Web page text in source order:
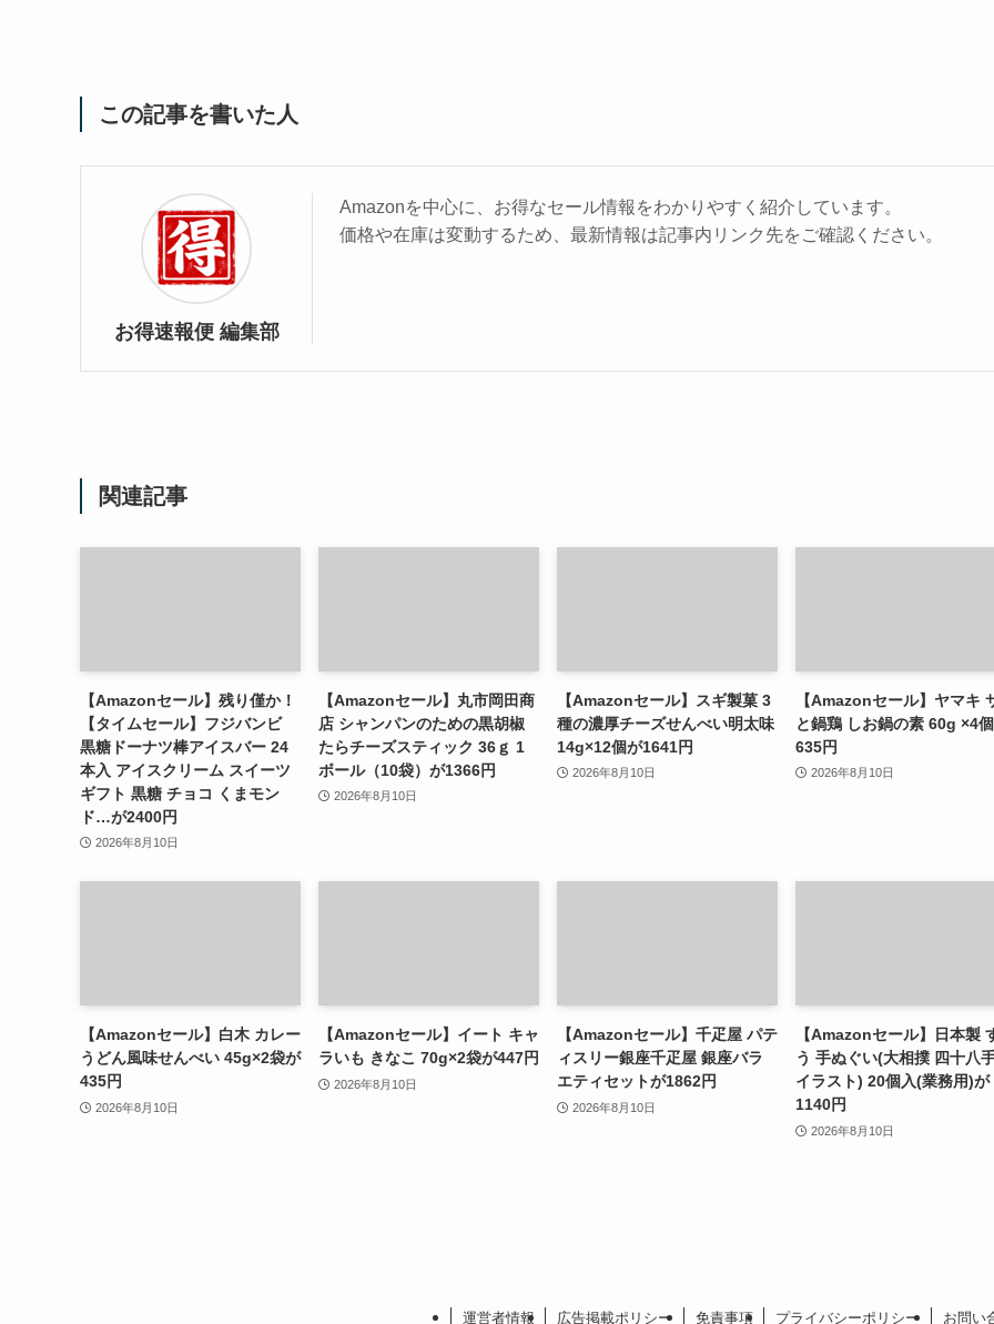
この記事を書いた人
お得速報便 編集部
Amazonを中心に、お得なセール情報をわかりやすく紹介しています。
価格や在庫は変動するため、最新情報は記事内リンク先をご確認ください。
関連記事
【Amazonセール】残り僅か！
【タイムセール】フジバンビ
黒糖ドーナツ棒アイスバー 24
本入 アイスクリーム スイーツ
ギフト 黒糖 チョコ くまモン
ド…が2400円
2026年8月10日
【Amazonセール】丸市岡田商
店 シャンパンのための黒胡椒
たらチーズスティック 36ｇ 1
ボール（10袋）が1366円
2026年8月10日
【Amazonセール】スギ製菓 3
種の濃厚チーズせんべい明太味
14g×12個が1641円
2026年8月10日
【Amazonセール】ヤマキ
と鍋鶏 しお鍋の素 60g ×4
635円
2026年8月10日
【Amazonセール】白木 カレー
うどん風味せんべい 45g×2袋が
435円
2026年8月10日
【Amazonセール】イート キャ
ラいも きなこ 70g×2袋が447円
2026年8月10日
【Amazonセール】千疋屋 パテ
ィスリー銀座千疋屋 銀座バラ
エティセットが1862円
2026年8月10日
【Amazonセール】日本製
う 手ぬぐい(大相撲 四十八
イラスト) 20個入(業務用)が
1140円
2026年8月10日
運営者情報 広告掲載ポリシー 免責事項 プライバシーポリシー お問い